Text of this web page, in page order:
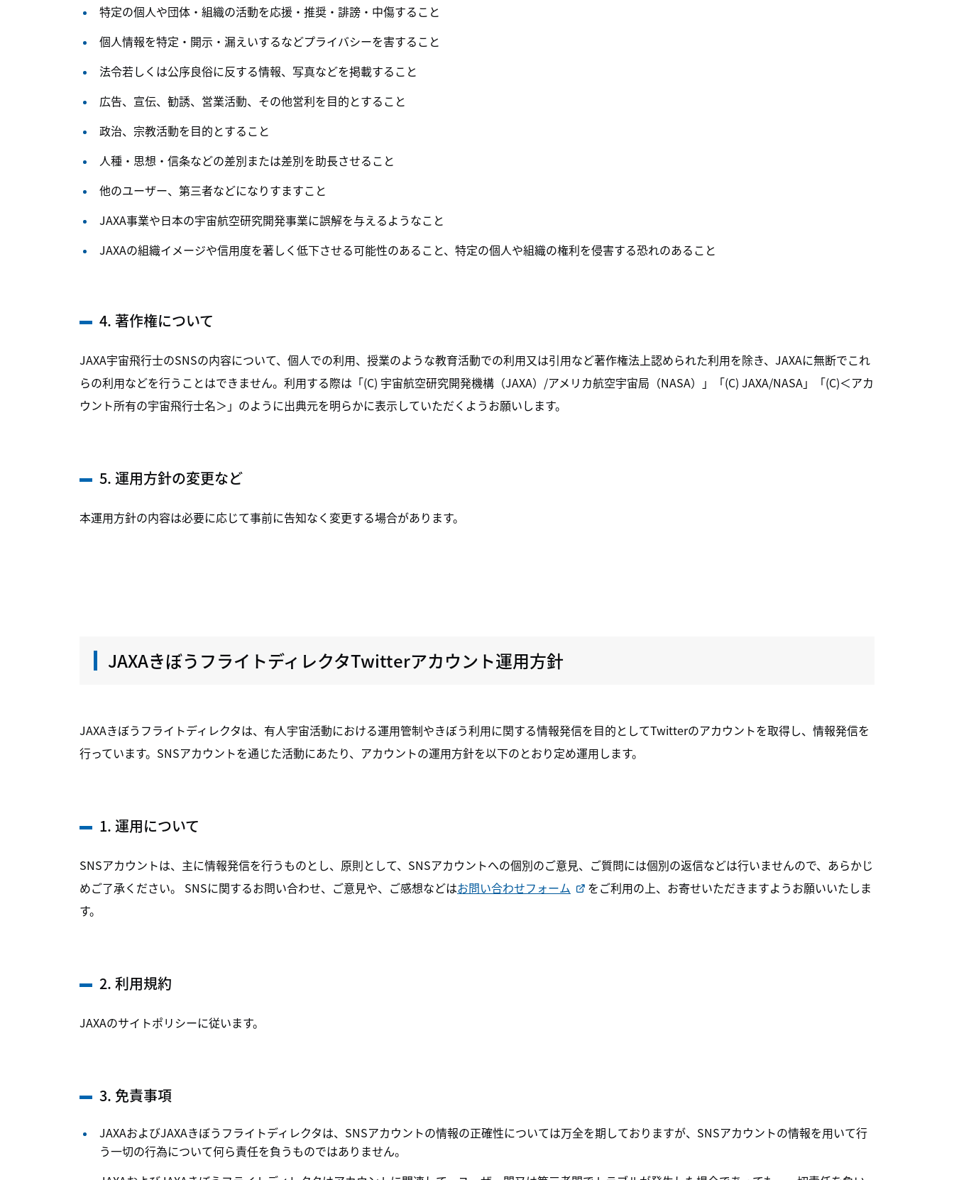
特定の個人や団体・組織の活動を応援・推奨・誹謗・中傷すること
個人情報を特定・開示・漏えいするなどプライバシーを害すること
法令若しくは公序良俗に反する情報、写真などを掲載すること
広告、宣伝、勧誘、営業活動、その他営利を目的とすること
政治、宗教活動を目的とすること
人種・思想・信条などの差別または差別を助長させること
他のユーザー、第三者などになりすますこと
JAXA事業や日本の宇宙航空研究開発事業に誤解を与えるようなこと
JAXAの組織イメージや信用度を著しく低下させる可能性のあること、特定の個人や組織の権利を侵害する恐れのあること
4. 著作権について
JAXA宇宙飛行士のSNSの内容について、個人での利用、授業のような教育活動での利用又は引用など著作権法上認められた利用を除き、JAXAに無断でこれ
らの利用などを行うことはできません。利用する際は「(C) 宇宙航空研究開発機構（JAXA）/アメリカ航空宇宙局（NASA）」「(C) JAXA/NASA」「(C)＜アカ
ウント所有の宇宙飛行士名＞」のように出典元を明らかに表示していただくようお願いします。
5. 運用方針の変更など
本運用方針の内容は必要に応じて事前に告知なく変更する場合があります。
JAXAきぼうフライトディレクタTwitterアカウント運用方針
JAXAきぼうフライトディレクタは、有人宇宙活動における運用管制やきぼう利用に関する情報発信を目的としてTwitterのアカウントを取得し、情報発信を
行っています。SNSアカウントを通じた活動にあたり、アカウントの運用方針を以下のとおり定め運用します。
1. 運用について
SNSアカウントは、主に情報発信を行うものとし、原則として、SNSアカウントへの個別のご意見、ご質問には個別の返信などは行いませんので、あらかじ
めご了承ください。 SNSに関するお問い合わせ、ご意見や、ご感想などはお問い合わせフォーム
をご利用の上、お寄せいただきますようお願いいたしま
す。
2. 利用規約
JAXAのサイトポリシーに従います。
3. 免責事項
JAXAおよびJAXAきぼうフライトディレクタは、SNSアカウントの情報の正確性については万全を期しておりますが、SNSアカウントの情報を用いて行
う一切の行為について何ら責任を負うものではありません。